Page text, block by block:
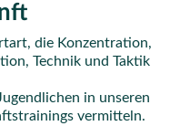
die Konzentration,
Technik und Taktik
in unseren
vermitteln.